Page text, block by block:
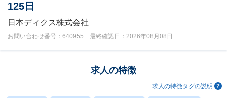
125日
日本ディクス株式会社
お問い合わせ番号：640955 最終確認日：2026年08月08日
求人の特徴
求人の特徴タグの説明